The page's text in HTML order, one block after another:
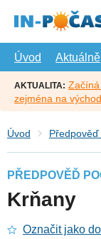
hlavní
Úvod
Aktuálně
AKTUALITA:
zejména na
Úvod
PŘEDPOVĚĎ
Krňany
Označit jako